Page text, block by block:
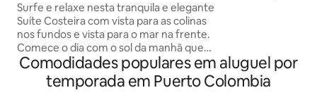
Surfe e relaxe nesta tranquila e elegante
Suíte Costeira com vista para as colinas
nos fundos e vista para o mar na frente.
Comece o dia com o sol da manhã que
surge das colinas dos fundos. Desfrute
de uma xícara de café colombiano na
varanda com vista para a principal pausa
frente à
descanse em
size e encontre
Comodidades populares em aluguel por
temporada em Puerto Colombia